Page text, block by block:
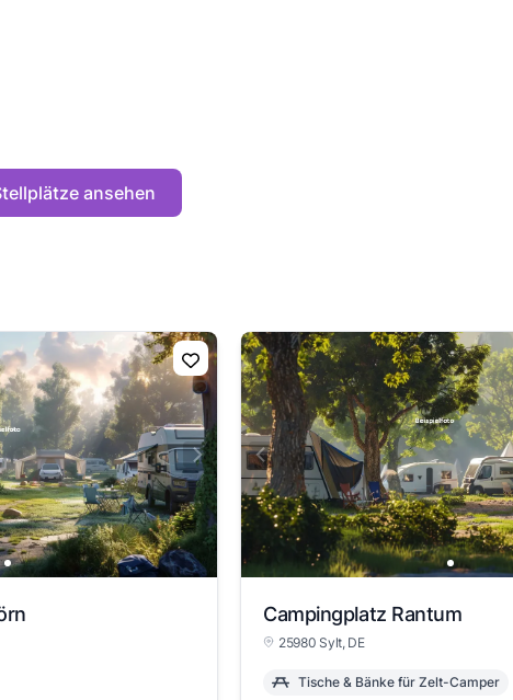
ansehen
Campingplatz Rantum
25980 Sylt, DE
Tische & Bänke für Zelt-Camper